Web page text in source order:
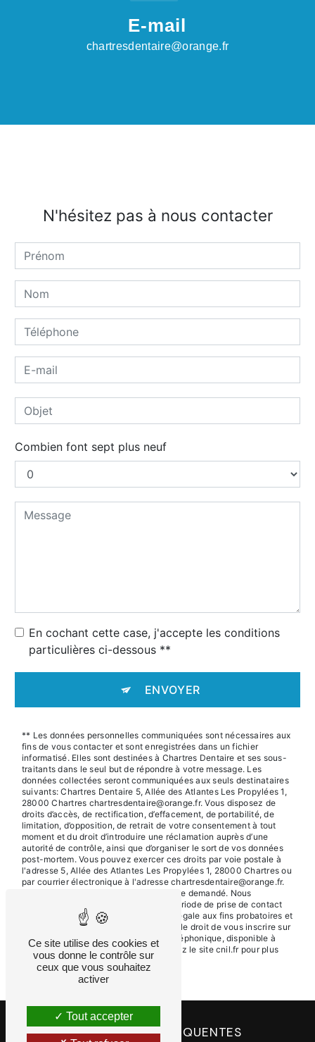
E-mail
chartresdentaire@orange.fr
N'hésitez pas à nous contacter
Combien font sept plus neuf
En cochant cette case, j'accepte les conditions
particulières ci-dessous **
ENVOYER
** Les données personnelles communiquées sont nécessaires aux
fins de vous contacter et sont enregistrées dans un fichier
informatisé. Elles sont destinées à Chartres Dentaire et ses sous-
traitants dans le seul but de répondre à votre message. Les
données collectées seront communiquées aux seuls destinataires
suivants: Chartres Dentaire 5, Allée des Atlantes Les Propylées 1,
28000 Chartres chartresdentaire@orange.fr. Vous disposez de
droits d’accès, de rectification, d’effacement, de portabilité, de
limitation, d’opposition, de retrait de votre consentement à tout
moment et du droit d’introduire une réclamation auprès d’une
autorité de contrôle, ainsi que d’organiser le sort de vos données
post-mortem. Vous pouvez exercer ces droits par voie postale à
l'adresse 5, Allée des Atlantes Les Propylées 1, 28000 Chartres ou
par courrier électronique à l'adresse chartresdentaire@orange.fr.
Un justificatif d'identité pourra vous être demandé. Nous
conservons vos données pendant la période de prise de contact
puis pendant la durée de prescription légale aux fins probatoires et
de gestion des contentieux. Vous avez le droit de vous inscrire sur
la liste d'opposition au démarchage téléphonique, disponible à
cette adresse:Bloctel.gouv.fr. Consultez le site cnil.fr pour plus
d’informations sur vos droits.
RECHERCHES FRÉQUENTES
Ce site utilise des cookies et
vous donne le contrôle sur
ceux que vous souhaitez
activer
Tout accepter